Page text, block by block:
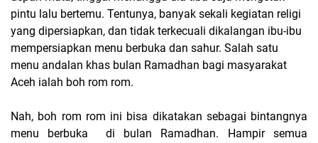
pintu lalu bertemu. Tentunya, banyak sekali kegiatan religi
yang dipersiapkan, dan tidak terkecuali dikalangan ibu-ibu
mempersiapkan menu berbuka dan sahur. Salah satu
menu andalan khas bulan Ramadhan bagi masyarakat
Aceh ialah boh rom rom.
Nah, boh rom rom ini bisa dikatakan sebagai bintangnya
menu berbuka
di bulan Ramadhan. Hampir semua